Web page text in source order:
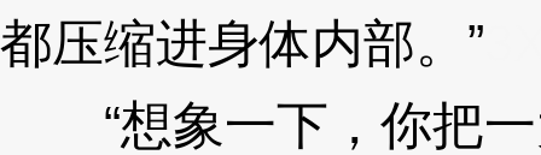
都压缩进身体内部。”
“想象一下，你把一